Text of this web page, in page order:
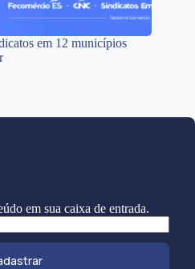
em 12 municípios
em sua caixa de entrada.